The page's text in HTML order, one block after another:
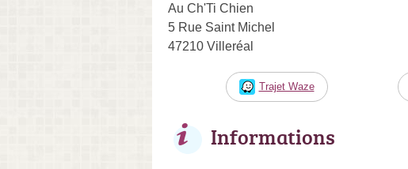
Au Ch'Ti Chien
5 Rue Saint Michel
47210 Villeréal
Trajet Waze
Informations